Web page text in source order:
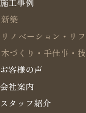
新築
リノベーション・リ
木づくり・手仕事・技
お客様の声
会社案内
スタッフ紹介